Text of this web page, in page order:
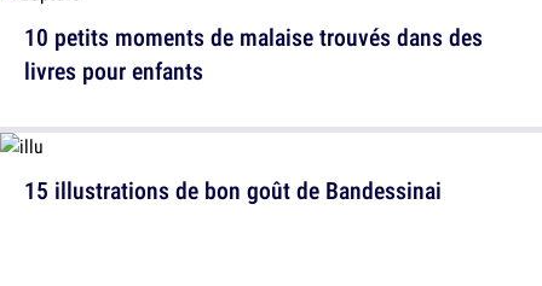
15 illustrations de bon goût de Bandessinai
10 petits moments de malaise trouvés dans des
livres pour enfants